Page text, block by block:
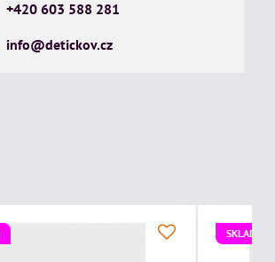
+420 603 588 281
info​@detickov​.cz
SKLADEM